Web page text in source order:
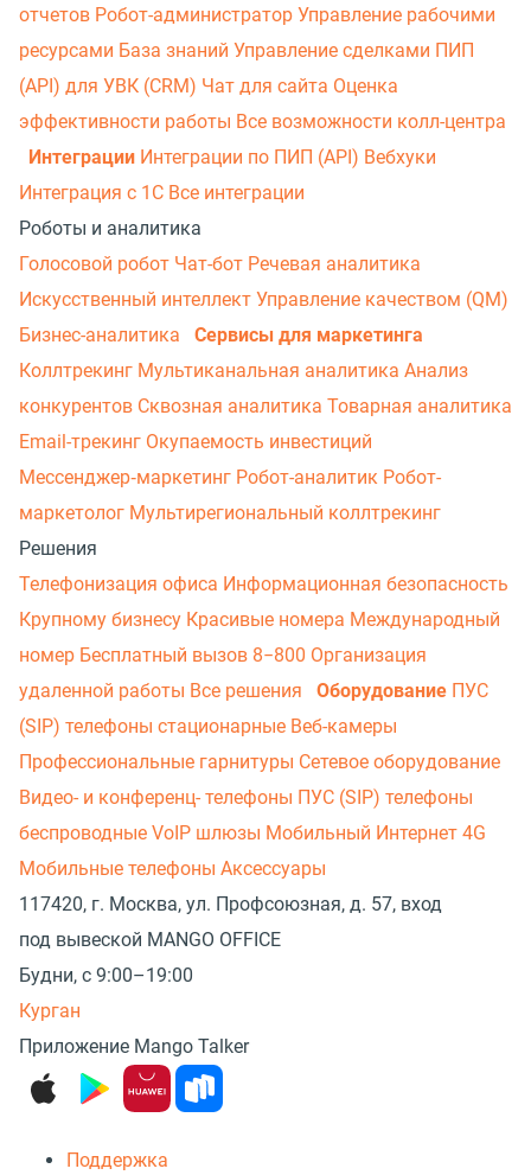
отчетов Робот-администратор Управление рабочими
ресурсами База знаний Управление сделками ПИП
(API) для УВК (CRM) Чат для сайта Оценка
эффективности работы Все возможности колл-центра
Интеграции Интеграции по ПИП (API) Вебхуки
Интеграция с 1С Все интеграции
Роботы и аналитика
Голосовой робот Чат-бот Речевая аналитика
Искусственный интеллект Управление качеством (QM)
Бизнес-аналитика
Сервисы для маркетинга
Коллтрекинг Мультиканальная аналитика Анализ
конкурентов Сквозная аналитика Товарная аналитика
Email-трекинг Окупаемость инвестиций
Мессенджер‑маркетинг Робот-аналитик Робот-
маркетолог Мультирегиональный коллтрекинг
Решения
Телефонизация офиса Информационная безопасность
Крупному бизнесу Красивые номера Международный
номер Бесплатный вызов 8−800 Организация
удаленной работы Все решения Оборудование ПУС
(SIP) телефоны стационарные Веб-камеры
Профессиональные гарнитуры Сетевое оборудование
Видео- и конференц- телефоны ПУС (SIP) телефоны
беспроводные VoIP шлюзы Мобильный Интернет 4G
Мобильные телефоны Аксессуары
117420, г. Москва, ул. Профсоюзная, д. 57, вход
под вывеской MANGO OFFICE
Будни, с 9:00–19:00
Курган
Приложение Mango Talker
Поддержка